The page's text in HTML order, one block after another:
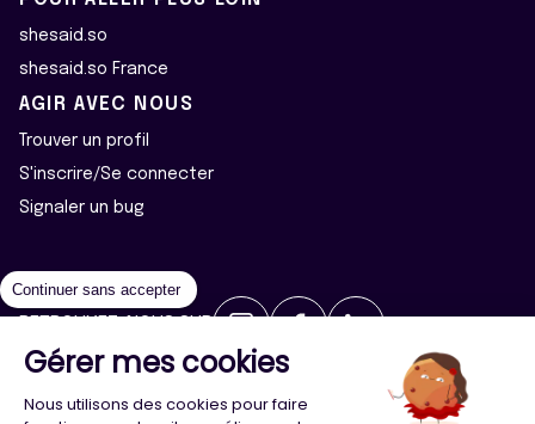
shesaid.so
shesaid.so France
AGIR AVEC NOUS
Trouver un profil
S'inscrire/Se connecter
Signaler un bug
2026 ©Majeur·e·s - Tous droits réservés
Politique de confidentialité
Cookies
Continuer sans accepter
Gérer mes cookies
Nous utilisons des cookies pour faire